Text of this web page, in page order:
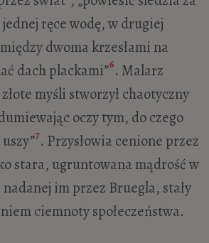
jednej ręce wodę, w drugiej
dwoma krzesłami na
dach plackami”6. Malarz
myśli stworzył chaotyczny
oczy tym, do czego
7. Przysłowia cenione przez
stara, ugruntowana mądrość w
im przez Bruegla, stały
ciemnoty społeczeństwa.